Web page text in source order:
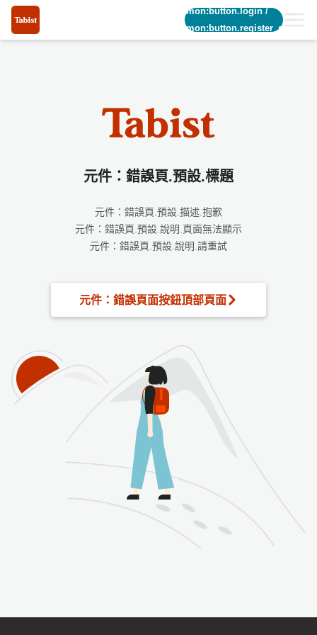
common:button.login/
common:button.register_short
元件：錯誤頁.預設.標題
元件：錯誤頁.預設.描述.抱歉
元件：錯誤頁.預設.說明.頁面無法顯示
元件：錯誤頁.預設.說明.請重試
元件：錯誤頁面按鈕頂部頁面